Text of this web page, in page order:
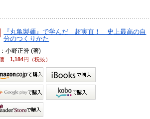
『丸亀製麺』で学んだ 超実直！ 史上最高の自
分のつくりかた
小野正誉 (著)
価1,184円（税抜）